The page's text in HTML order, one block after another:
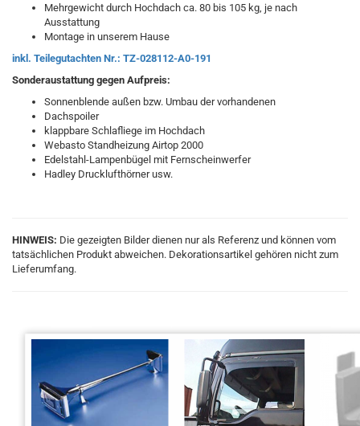
Mehrgewicht durch Hochdach ca. 80 bis 105 kg, je nach
Ausstattung
Montage in unserem Hause
inkl. Teilegutachten Nr.: TZ-028112-A0-191
Sonderaustattung gegen Aufpreis:
Sonnenblende außen bzw. Umbau der vorhandenen
Dachspoiler
klappbare Schlafliege im Hochdach
Webasto Standheizung Airtop 2000
Edelstahl-Lampenbügel mit Fernscheinwerfer
Hadley Drucklufthörner usw.
HINWEIS: Die gezeigten Bilder dienen nur als Referenz und können vom
tatsächlichen Produkt abweichen. Dekorationsartikel gehören nicht zum
Lieferumfang.